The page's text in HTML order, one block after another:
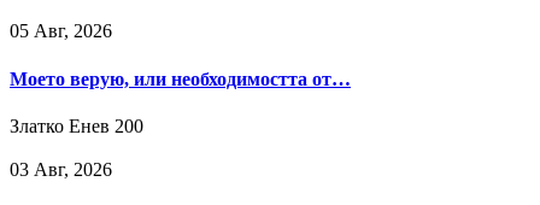
05 Авг, 2026
Моето верую, или необходимостта от…
Златко Енев 200
03 Авг, 2026